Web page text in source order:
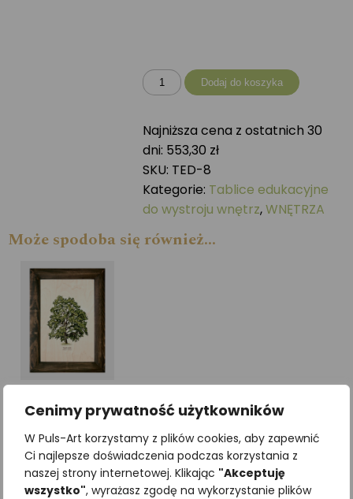
Cenimy prywatność użytkowników
W Puls-Art korzystamy z plików cookies, aby zapewnić
Ci najlepsze doświadczenia podczas korzystania z
naszej strony internetowej. Klikając "Akceptuję
wszystko", wyrażasz zgodę na wykorzystanie plików
ilość
Tablica
-
Płazy
i
gady
Dodaj do koszyka
Najniższa cena z ostatnich 30
dni: 553,30 zł
SKU: TED-8
Kategorie: Tablice edukacyjne
do wystroju wnętrz,WNĘTRZA
Może spodoba się również…
Galeria drzew na
drewnie – Topola
osika
307,50zł z VAT